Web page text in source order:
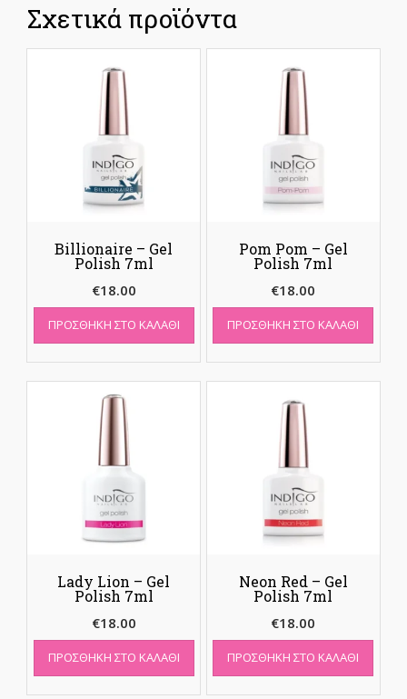
Σχετικά προϊόντα
Billionaire – Gel
Polish 7ml
€18.00
ΠΡΟΣΘΉΚΗ ΣΤΟ ΚΑΛΆΘΙ
Pom Pom – Gel
Polish 7ml
€18.00
ΠΡΟΣΘΉΚΗ ΣΤΟ ΚΑΛΆΘΙ
Lady Lion – Gel
Polish 7ml
€18.00
ΠΡΟΣΘΉΚΗ ΣΤΟ ΚΑΛΆΘΙ
Neon Red – Gel
Polish 7ml
€18.00
ΠΡΟΣΘΉΚΗ ΣΤΟ ΚΑΛΆΘΙ